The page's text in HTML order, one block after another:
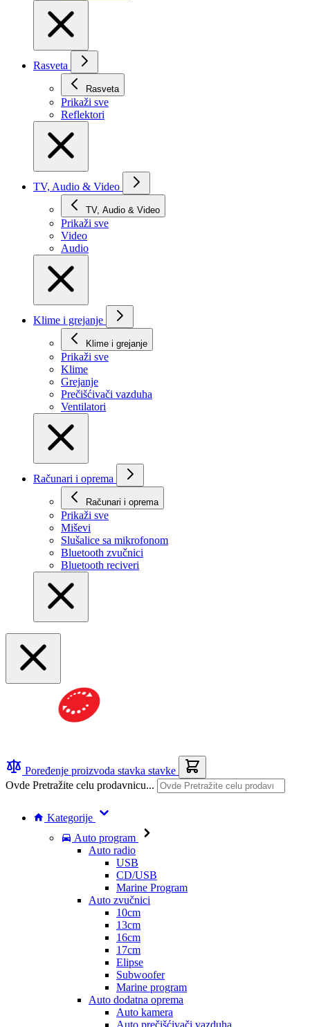
Rasveta
Rasveta
Prikaži svе
Reflektori
TV, Audio & Video
TV, Audio & Video
Prikaži svе
Video
Audio
Klime i grejanje
Klime i grejanje
Prikaži svе
Klime
Grejanje
Prečišćivači vazduha
Ventilatori
Računari i oprema
Računari i oprema
Prikaži svе
Miševi
Slušalice sa mikrofonom
Bluetooth zvučnici
Bluetooth reciveri
Poređenje proizvoda stavka stavke
Ovde Pretražite celu prodavnicu...
Kategorije
Auto program
Auto radio
USB
CD/USB
Marine Program
Auto zvučnici
10cm
13cm
16cm
17cm
Elipse
Subwoofer
Marine program
Auto dodatna oprema
Auto kamera
Auto prečišćivači vazduha